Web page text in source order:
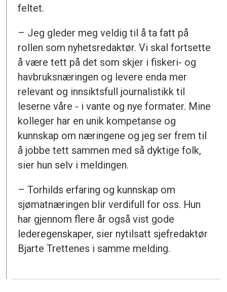
feltet.
– Jeg gleder meg veldig til å ta fatt på
rollen som nyhetsredaktør. Vi skal fortsette
å være tett på det som skjer i fiskeri- og
havbruksnæringen og levere enda mer
relevant og innsiktsfull journalistikk til
leserne våre - i vante og nye formater. Mine
kolleger har en unik kompetanse og
kunnskap om næringene og jeg ser frem til
å jobbe tett sammen med så dyktige folk,
sier hun selv i meldingen.
– Torhilds erfaring og kunnskap om
sjømatnæringen blir verdifull for oss. Hun
har gjennom flere år også vist gode
lederegenskaper, sier nytilsatt sjefredaktør
Bjarte Trettenes i samme melding.